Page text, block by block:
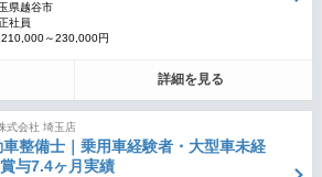
県越谷市
社員
210,000～230,000円
詳細を見る
式会社 埼玉店
整備士｜乗用車経験者・大型車未経
与7.4ヶ月実績